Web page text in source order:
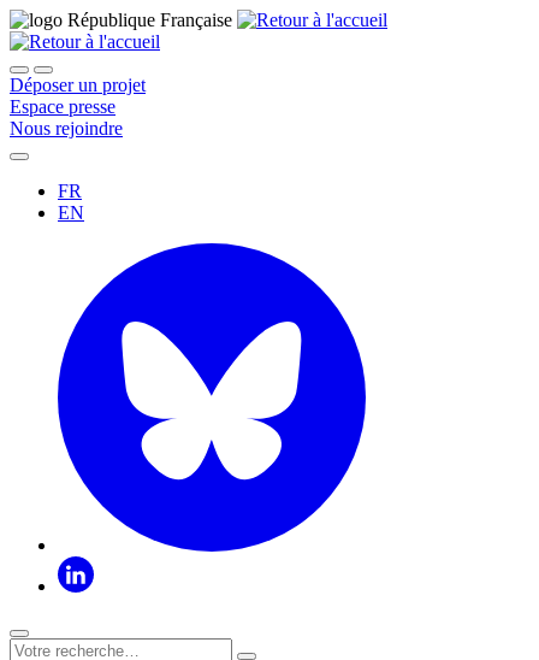
Déposer un projet
Espace presse
Nous rejoindre
FR
EN